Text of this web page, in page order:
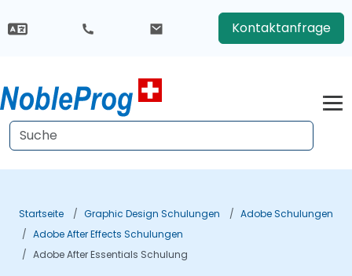
Kontaktanfrage
Startseite Graphic Design Schulungen
Adobe Schulungen
Adobe After Effects Schulungen
Adobe After Essentials Schulung